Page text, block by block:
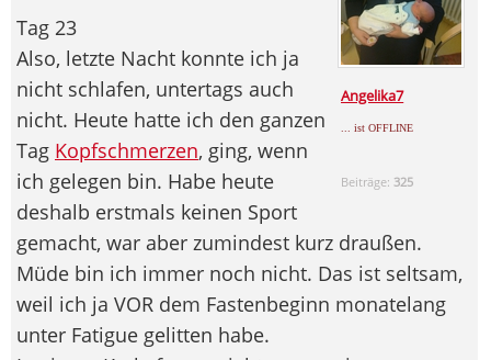
Angelika7
... ist OFFLINE
Beiträge: 325
Tag 23
Also, letzte Nacht konnte ich ja
nicht schlafen, untertags auch
nicht. Heute hatte ich den ganzen
Tag Kopfschmerzen, ging, wenn
ich gelegen bin. Habe heute
deshalb erstmals keinen Sport
gemacht, war aber zumindest kurz draußen.
Müde bin ich immer noch nicht. Das ist seltsam,
weil ich ja VOR dem Fastenbeginn monatelang
unter Fatigue gelitten habe.